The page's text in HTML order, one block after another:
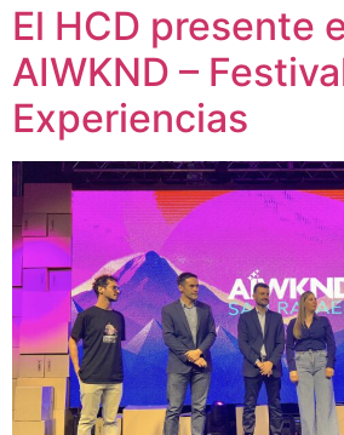
El HCD presente
AIWKND –
Experiencias